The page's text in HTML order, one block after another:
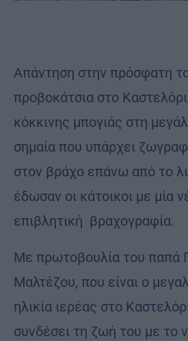
Απάντηση στην πρόσφατη
προβοκάτσια στο
κόκκινης μπογιάς στη
σημαία που υπάρχει
στον βράχο επάνω από το
έδωσαν οι κάτοικοι με μία
επιβλητική βραχογραφία.
Με πρωτοβουλία του παπά
Μαλτέζου, που είναι ο
ηλικία ιερέας στο
συνδέσει τη ζωή του με το